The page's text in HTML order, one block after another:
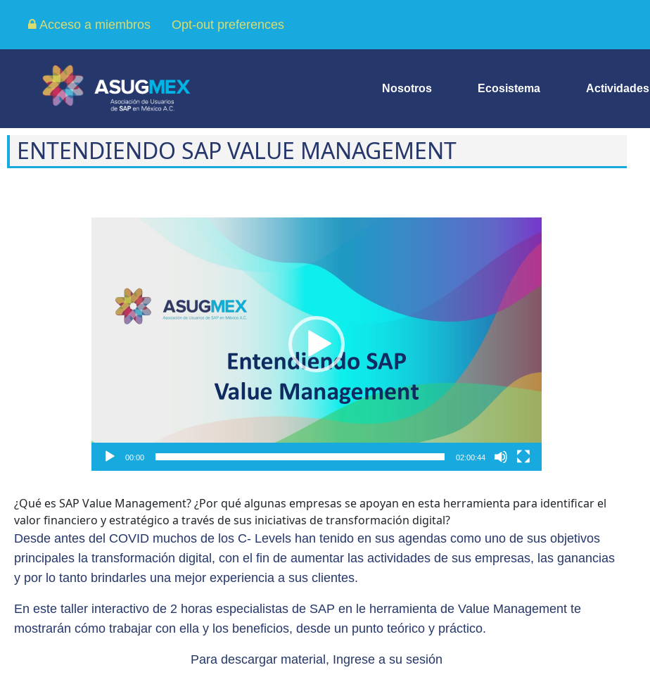
Acceso a miembros Opt-out preferences
Nosotros Ecosistema Actividades
ENTENDIENDO SAP VALUE MANAGEMENT
00:00 02:00:44
¿Qué es SAP Value Management? ¿Por qué algunas empresas se apoyan en esta herramienta para identificar el
valor financiero y estratégico a través de sus iniciativas de transformación digital?
Desde antes del COVID muchos de los C- Levels han tenido en sus agendas como uno de sus objetivos
principales la transformación digital, con el fin de aumentar las actividades de sus empresas, las ganancias
y por lo tanto brindarles una mejor experiencia a sus clientes.
En este taller interactivo de 2 horas especialistas de SAP en le herramienta de Value Management te
mostrarán cómo trabajar con ella y los beneficios, desde un punto teórico y práctico.
Para descargar material, Ingrese a su sesión